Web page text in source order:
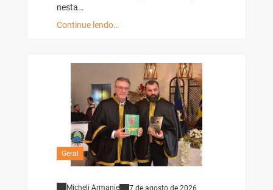
nesta…
Continue lendo…
Geral
Micheli Armanje 7 de agosto de 2026